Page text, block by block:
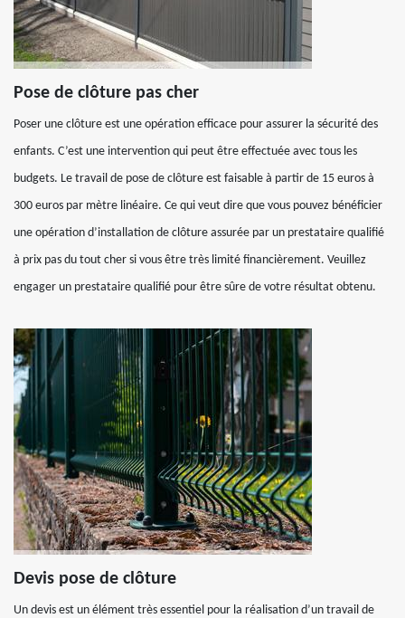
Pose de clôture pas cher
Poser une clôture est une opération efficace pour assurer la sécurité des
enfants. C’est une intervention qui peut être effectuée avec tous les
budgets. Le travail de pose de clôture est faisable à partir de 15 euros à
300 euros par mètre linéaire. Ce qui veut dire que vous pouvez bénéficier
une opération d’installation de clôture assurée par un prestataire qualifié
à prix pas du tout cher si vous être très limité financièrement. Veuillez
engager un prestataire qualifié pour être sûre de votre résultat obtenu.
Devis pose de clôture
Un devis est un élément très essentiel pour la réalisation d’un travail de